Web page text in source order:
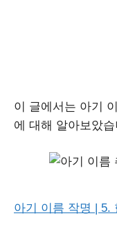
이 글에서는 아기
에 대해 알아보았
아기 이름 작명 | 5.